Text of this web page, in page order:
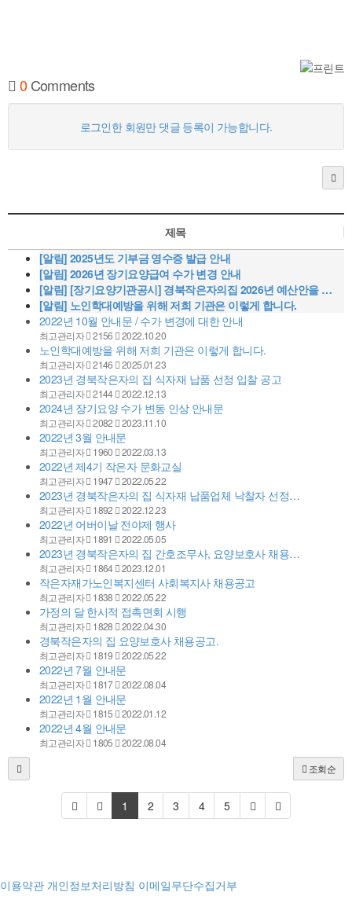
0Comments
로그인한 회원만 댓글 등록이 가능합니다.
제목
[알림] 2025년도 기부금 영수증 발급 안내
[알림] 2026년 장기요양급여 수가 변경 안내
[알림] [장기요양기관공시] 경북작은자의집 2026년 예산안을 …
[알림] 노인학대예방을 위해 저희 기관은 이렇게 합니다.
2022년 10월 안내문 / 수가 변경에 대한 안내
최고관리자 2156 2022.10.20
노인학대예방을 위해 저희 기관은 이렇게 합니다.
최고관리자 2146 2025.01.23
2023년 경북작은자의 집 식자재 납품 선정 입찰 공고
최고관리자 2144 2022.12.13
2024년 장기요양 수가 변동 인상 안내문
최고관리자 2082 2023.11.10
2022년 3월 안내문
최고관리자 1960 2022.03.13
2022년 제4기 작은자 문화교실
최고관리자 1947 2022.05.22
2023년 경북작은자의 집 식자재 납품업체 낙찰자 선정…
최고관리자 1892 2022.12.23
2022년 어버이날 전야제 행사
최고관리자 1891 2022.05.05
2023년 경북작은자의 집 간호조무사, 요양보호사 채용…
최고관리자 1864 2023.12.01
작은자재가노인복지센터 사회복지사 채용공고
최고관리자 1838 2022.05.22
가정의 달 한시적 접촉면회 시행
최고관리자 1828 2022.04.30
경북작은자의 집 요양보호사 채용공고.
최고관리자 1819 2022.05.22
2022년 7월 안내문
최고관리자 1817 2022.08.04
2022년 1월 안내문
최고관리자 1815 2022.01.12
2022년 4월 안내문
최고관리자 1805
2022.08.04
조회순
1 2 3 4 5
이용약관 개인정보처리방침 이메일무단수집거부